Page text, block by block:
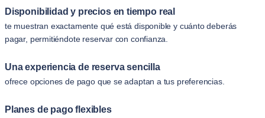
Disponibilidad y precios en tiempo real
te muestran exactamente qué está disponible y cuánto deberás
pagar, permitiéndote reservar con confianza.
Una experiencia de reserva sencilla
ofrece opciones de pago que se adaptan a tus preferencias.
Planes de pago flexibles